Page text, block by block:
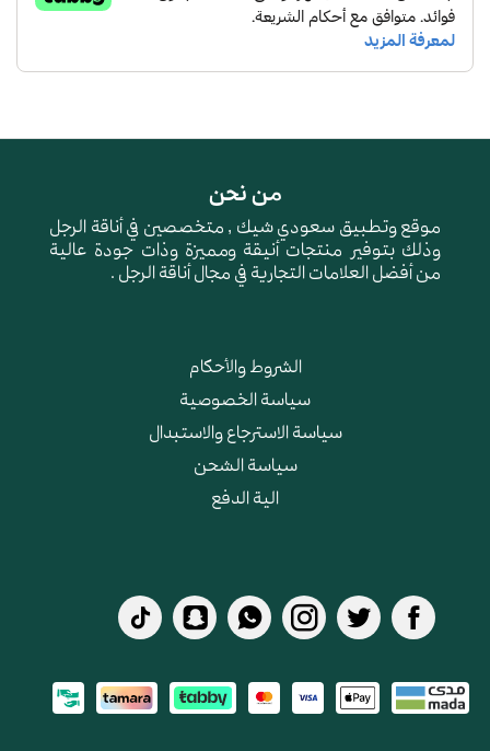
من نحن
موقع وتطبيق سعودي شيك , متخصصين في أناقة الرجل
وذلك بتوفير منتجات أنيقة ومميزة وذات جودة عالية
من أفضل العلامات التجارية في مجال أناقة الرجل .
الشروط والأحكام
سياسة الخصوصية
سياسة الاسترجاع والاستبدال
سياسة الشحن
الية الدفع